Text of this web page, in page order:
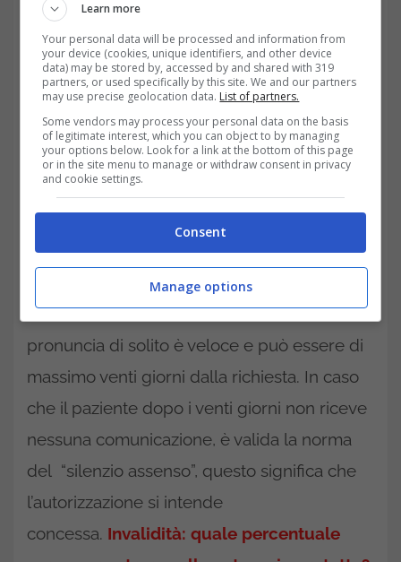
Domanda all’ASL e tempi di attesa
Inviare la prescrizione all’ASL di
competenza, che dovrà pronunciarsi
sull’autorizzazione della fornitura. La
pronuncia di solito è veloce e può essere di
massimo venti giorni dalla richiesta. In caso
che il paziente dopo i venti giorni non riceve
nessuna comunicazione, è valida la norma
del “silenzio assenso”, questo significa che
l’autorizzazione si intende
concessa. Invalidità: quale percentuale
Learn more
Your personal data will be processed and information from
your device (cookies, unique identifiers, and other device
data) may be stored by, accessed by and shared with 319
partners, or used specifically by this site. We and our partners
may use precise geolocation data. List of partners.
Some vendors may process your personal data on the basis
of legitimate interest, which you can object to by managing
your options below. Look for a link at the bottom of this page
or in the site menu to manage or withdraw consent in privacy
and cookie settings.
Consent
Manage options